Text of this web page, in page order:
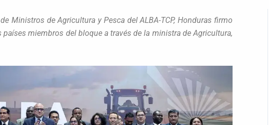
Ministros de Agricultura y Pesca del ALBA-TCP, Honduras firmo
miembros del bloque a través de la ministra de Agricultura,